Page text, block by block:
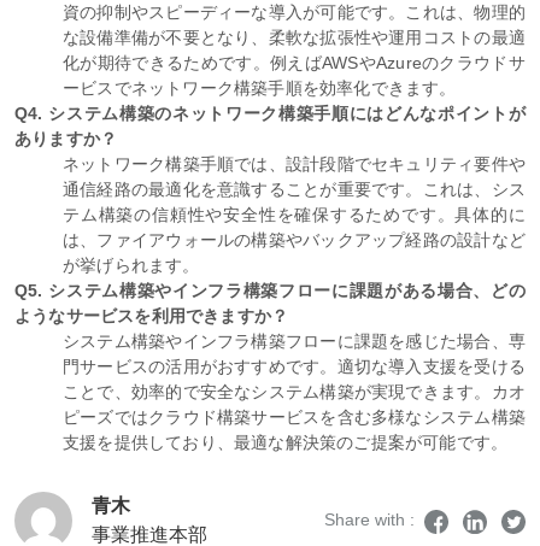
資の抑制やスピーディーな導入が可能です。これは、物理的
な設備準備が不要となり、柔軟な拡張性や運用コストの最適
化が期待できるためです。例えばAWSやAzureのクラウドサ
ービスでネットワーク構築手順を効率化できます。
Q4. システム構築のネットワーク構築手順にはどんなポイントが
ありますか？
ネットワーク構築手順では、設計段階でセキュリティ要件や
通信経路の最適化を意識することが重要です。これは、シス
テム構築の信頼性や安全性を確保するためです。具体的に
は、ファイアウォールの構築やバックアップ経路の設計など
が挙げられます。
Q5. システム構築やインフラ構築フローに課題がある場合、どの
ようなサービスを利用できますか？
システム構築やインフラ構築フローに課題を感じた場合、専
門サービスの活用がおすすめです。適切な導入支援を受ける
ことで、効率的で安全なシステム構築が実現できます。カオ
ピーズではクラウド構築サービスを含む多様なシステム構築
支援を提供しており、最適な解決策のご提案が可能です。
青木
事業推進本部
Share with :